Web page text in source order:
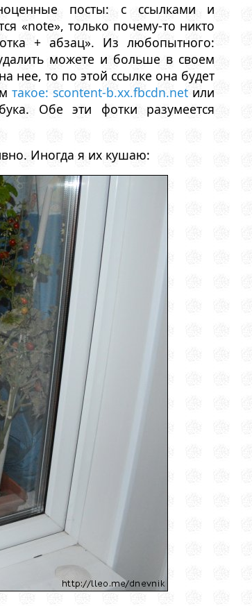
посты: с ссылками и
«note», только почему-то никто
+ абзац». Из любопытного:
можете и больше в своем
нее, то по этой ссылке она будет
такое: scontent-b.xx.fbcdn.net или
Обе эти фотки разумеется
Иногда я их кушаю: